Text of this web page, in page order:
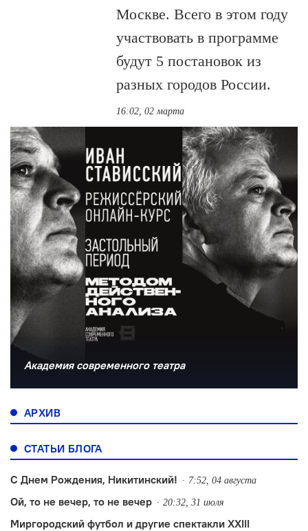
Москве. Всего в этом году
участвовать в программе
будут 5 постановок из
разных городов России.
16:02, 02 марта
Академия современного театра
АРХИВ
СТАТЬИ БЛОГА
С Днем Рождения, Никитинский! 7:52, 04 августа
Ой, то не вечер, то не вечер 20:32, 31 июля
Миргородский футбол и другие спектакли XXIII